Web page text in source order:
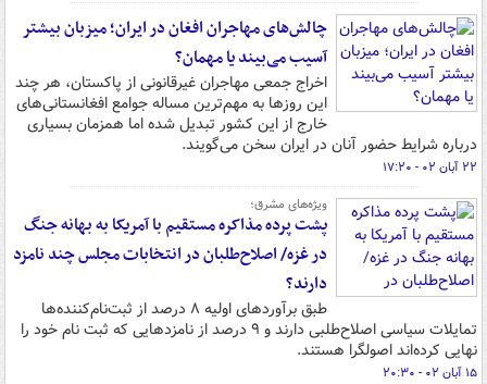
چالش‌های مهاجران افغان در ایران؛ میزبان بیشتر
آسیب می‌بیند یا مهمان؟
اخراج جمعی مهاجران غیرقانونی از پاکستان، هر چند
این روزها به مهم‌ترین مساله جوامع افغانستانی‌های
خارج از این کشور تبدیل شده اما همزمان بسیاری
درباره شرایط حضور آنان در ایران سخن می‌گویند.
۲۲ آبان ۰۲ - ۱۷:۲۰
ویژه‌های مشرق؛
پشت پرده مذاکره مستقیم با آمریکا به بهانه جنگ
در غزه/ اصلاح‌طلبان در انتخابات مجلس چند نامزد
دارند؟
طبق برآوردهای اولیه ۸ درصد از ثبت‌نام‌کننده‌ها
تمایلات سیاسی اصلاح‌طلبی دارند و ۹ درصد از نامزدهایی که ثبت نام خود را
نهایی کرده‌اند اصولگرا هستند.
۱۵ آبان ۰۲ - ۲۰:۳۰